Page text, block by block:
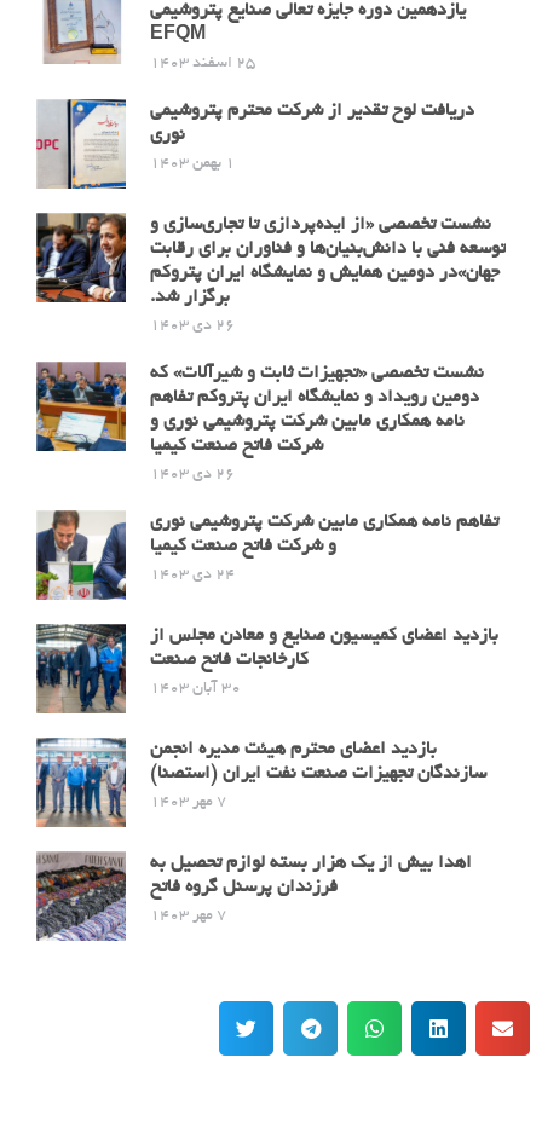
یازدهمین دوره جایزه تعالی صنایع پتروشیمی
EFQM
25 اسفند 1403
دریافت لوح تقدیر از شرکت محترم پتروشیمی
نوری
1 بهمن 1403
نشست تخصصی «از ایده‌پردازی تا تجاری‌سازی و
توسعه فنی با دانش‌بنیان‌ها و فناوران برای رقابت
جهان»در دومین همایش و نمایشگاه ایران پتروکم
برگزار شد.
26 دی 1403
نشست تخصصی «تجهیزات ثابت و شیرآلات» که
دومین رویداد و نمایشگاه ایران پتروکم تفاهم
نامه همکاری مابین شرکت پتروشیمی نوری و
شرکت فاتح صنعت کیمیا
26 دی 1403
تفاهم نامه همکاری مابین شرکت پتروشیمی نوری
و شرکت فاتح صنعت کیمیا
24 دی 1403
بازدید اعضای کمیسیون صنایع و معادن مجلس از
کارخانجات فاتح صنعت
30 آبان 1403
بازدید اعضای محترم هیئت مدیره انجمن
سازندگان تجهیزات صنعت نفت ایران (استصنا)
7 مهر 1403
اهدا بیش از یک هزار بسته لوازم تحصیل به
فرزندان پرسنل گروه فاتح
7 مهر 1403